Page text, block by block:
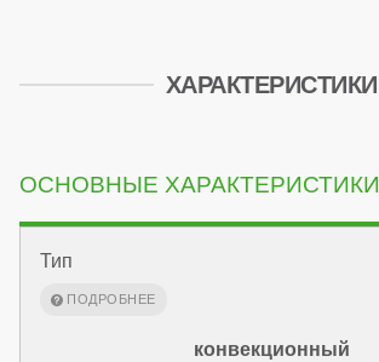
ХАРАКТЕРИСТИКИ
ОСНОВНЫЕ ХАРАКТЕРИСТИКИ
Тип
конвекционный